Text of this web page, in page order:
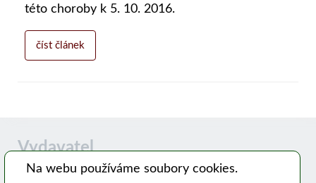
této choroby k 5. 10. 2016.
číst článek
Vydavatel
Na webu používáme soubory cookies.